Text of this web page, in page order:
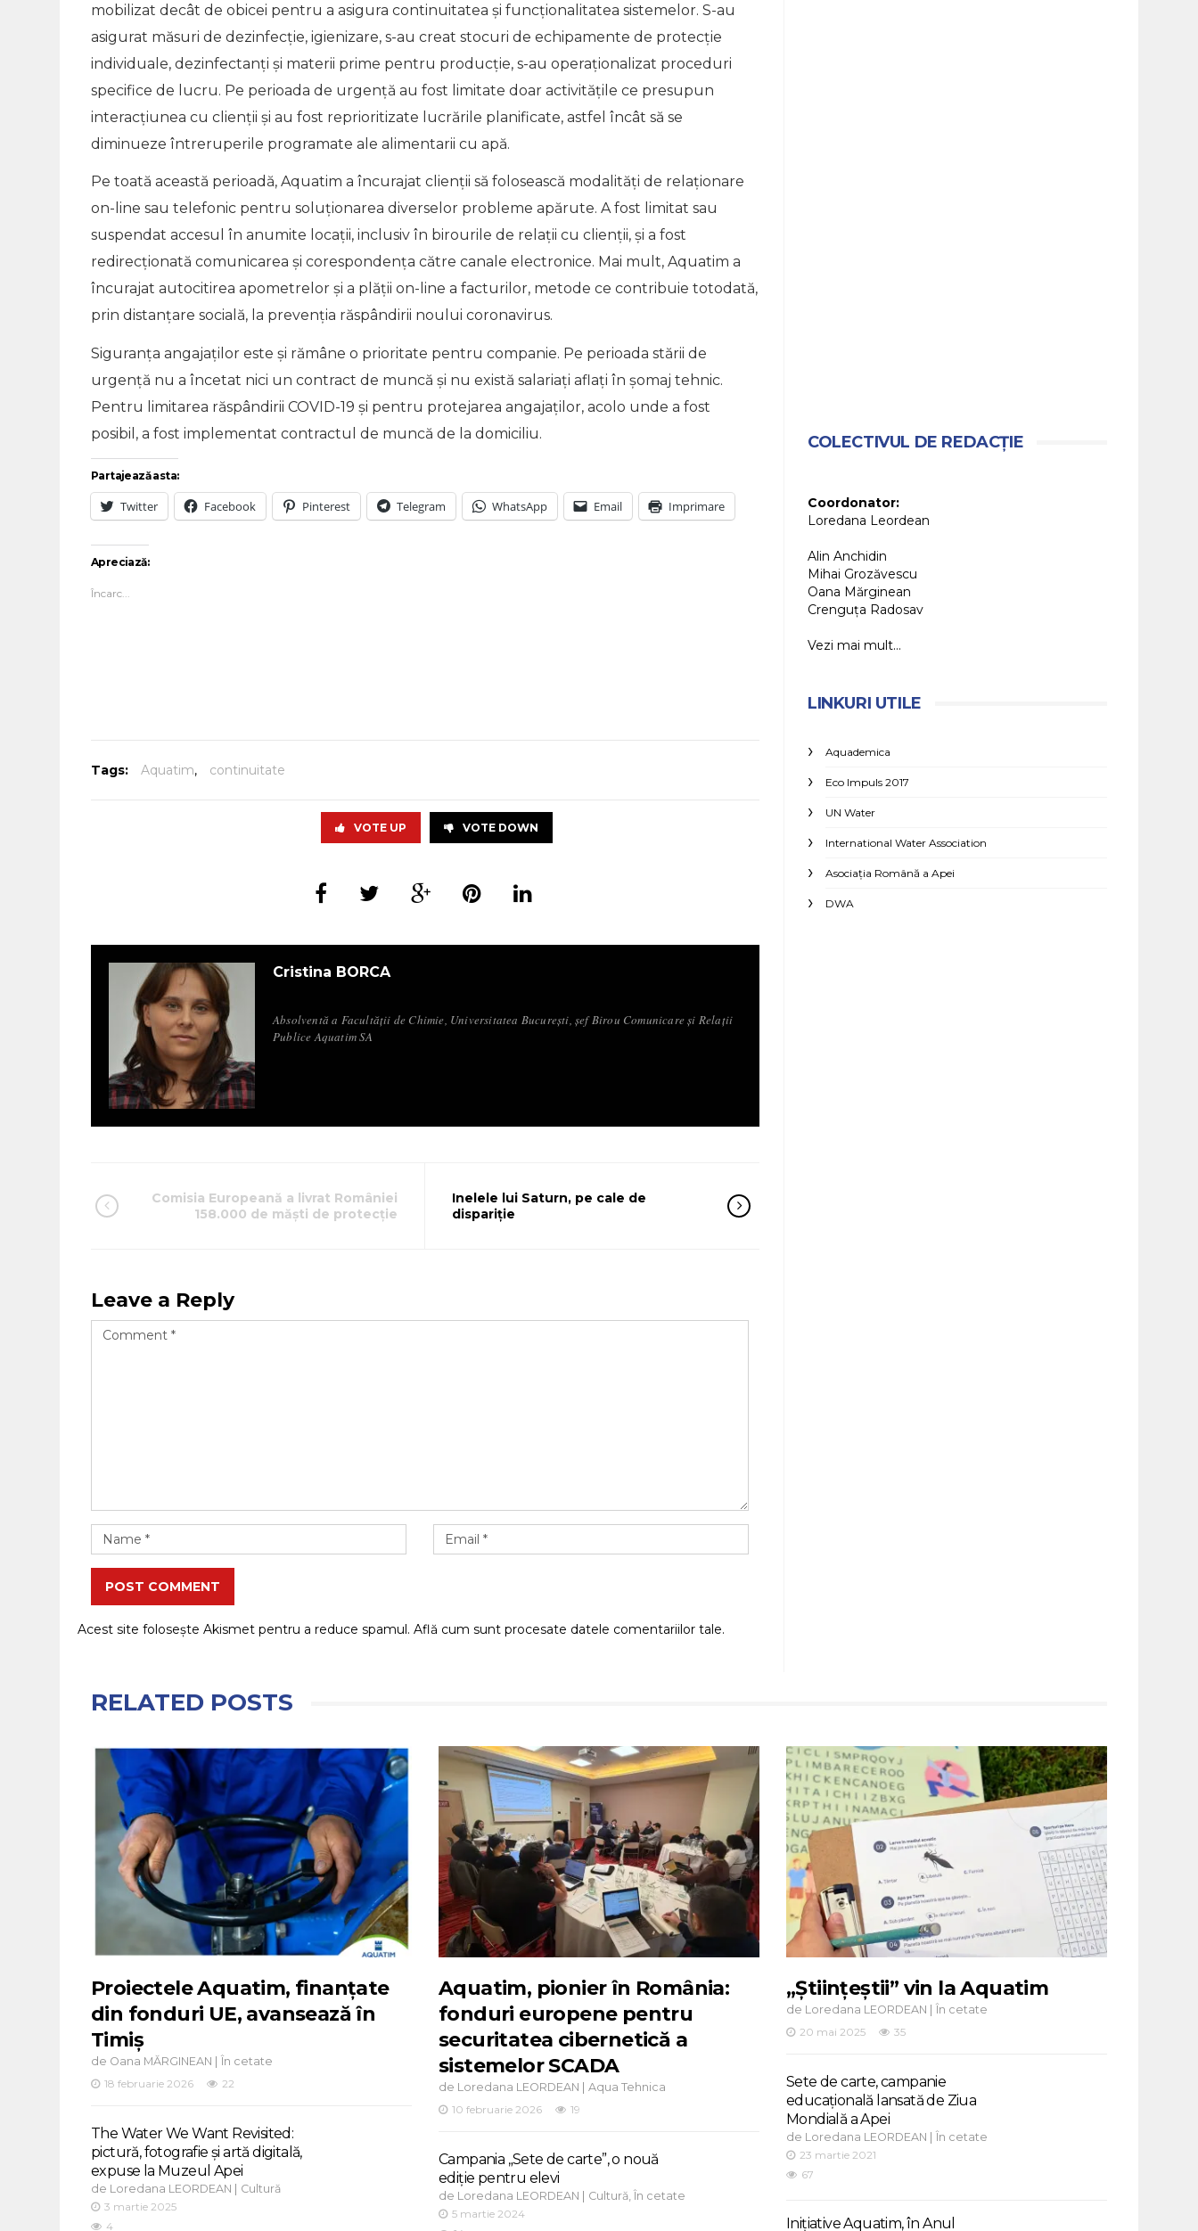
mobilizat decât de obicei pentru a asigura continuitatea și funcționalitatea sistemelor. S-au
asigurat măsuri de dezinfecție, igienizare, s-au creat stocuri de echipamente de protecție
individuale, dezinfectanți și materii prime pentru producție, s-au operaționalizat proceduri
specifice de lucru. Pe perioada de urgență au fost limitate doar activitățile ce presupun
interacțiunea cu clienții și au fost reprioritizate lucrările planificate, astfel încât să se
diminueze întreruperile programate ale alimentarii cu apă.
Pe toată această perioadă, Aquatim a încurajat clienții să folosească modalități de relaționare
on-line sau telefonic pentru soluționarea diverselor probleme apărute. A fost limitat sau
suspendat accesul în anumite locații, inclusiv în birourile de relații cu clienții, și a fost
redirecționată comunicarea și corespondența către canale electronice. Mai mult, Aquatim a
încurajat autocitirea apometrelor și a plății on-line a facturilor, metode ce contribuie totodată,
prin distanțare socială, la prevenția răspândirii noului coronavirus.
Siguranța angajaților este și rămâne o prioritate pentru companie. Pe perioada stării de
urgență nu a încetat nici un contract de muncă și nu există salariați aflați în șomaj tehnic.
Pentru limitarea răspândirii COVID-19 și pentru protejarea angajaților, acolo unde a fost
posibil, a fost implementat contractul de muncă de la domiciliu.
Partajează asta:
Twitter Facebook Pinterest Telegram WhatsApp Email Imprimare
Apreciază:
Încarc...
Tags: Aquatim, continuitate
VOTE UP VOTE DOWN
Cristina BORCA
Absolventă a Facultății de Chimie, Universitatea București, șef Birou Comunicare și Relații
Publice Aquatim SA
Comisia Europeană a livrat României
158.000 de măști de protecție
Inelele lui Saturn, pe cale de
dispariție
Leave a Reply
POST COMMENT
Acest site folosește Akismet pentru a reduce spamul. Află cum sunt procesate datele comentariilor tale.
COLECTIVUL DE REDACȚIE
Coordonator:
Loredana Leordean
Alin Anchidin
Mihai Grozăvescu
Oana Mărginean
Crenguța Radosav
Vezi mai mult...
LINKURI UTILE
Aquademica
Eco Impuls 2017
UN Water
International Water Association
Asociaţia Română a Apei
DWA
RELATED POSTS
Proiectele Aquatim, finanțate
din fonduri UE, avansează în
Timiș
de Oana MĂRGINEAN | În cetate
18 februarie 2026
22
The Water We Want Revisited:
pictură, fotografie și artă digitală,
expuse la Muzeul Apei
de Loredana LEORDEAN | Cultură
3 martie 2025
4
Aquatim, pionier în România:
fonduri europene pentru
securitatea cibernetică a
sistemelor SCADA
de Loredana LEORDEAN | Aqua Tehnica
10 februarie 2026
19
Campania „Sete de carte”, o nouă
ediție pentru elevi
de Loredana LEORDEAN | Cultură În cetate
5 martie 2024
„Științeștii” vin la Aquatim
de Loredana LEORDEAN | În cetate
20 mai 2025
35
Sete de carte, campanie
educațională lansată de Ziua
Mondială a Apei
de Loredana LEORDEAN | În cetate
23 martie 2021
67
Inițiative Aquatim, în Anul